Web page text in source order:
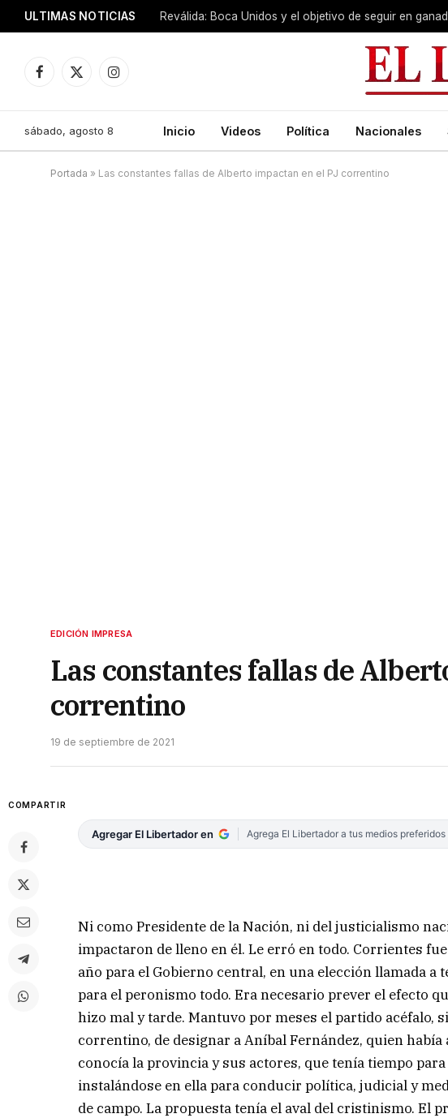
ULTIMAS NOTICIAS Reválida: Boca Unidos y el objetivo de seguir en
Facebook
X
Instagram
sábado, agosto 8 Inicio Videos Política Nacionales
Portada » Las constantes fallas de Alberto impactan en el PJ correntino
EDICIÓN IMPRESA
Las constantes fallas de
correntino
19 de septiembre de 2021
COMPARTIR
Agregar El Libertador en Agrega El Libertador a tus medios
Ni como Presidente de la Nación, ni del justicialismo
impactaron de lleno en él. Le erró en todo. Corrientes
año para el Gobierno central, en una elección llamada
para el peronismo todo. Era necesario prever el efecto
hizo mal y tarde. Mantuvo por meses el partido acéfalo,
correntino, de designar a Aníbal Fernández, quien
conocía la provincia y sus actores, que tenía tiempo
instalándose en ella para conducir política, judicial y
de campo. La propuesta tenía el aval del cristinismo. El